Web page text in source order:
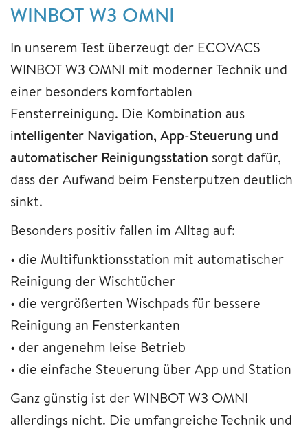
WINBOT W3 OMNI
In unserem Test überzeugt der ECOVACS
WINBOT W3 OMNI mit moderner Technik und
einer besonders komfortablen
Fensterreinigung. Die Kombination aus
intelligenter Navigation, App-Steuerung und
automatischer Reinigungsstation sorgt dafür,
dass der Aufwand beim Fensterputzen deutlich
sinkt.
Besonders positiv fallen im Alltag auf:
• die Multifunktionsstation mit automatischer
Reinigung der Wischtücher
• die vergrößerten Wischpads für bessere
Reinigung an Fensterkanten
• der angenehm leise Betrieb
• die einfache Steuerung über App und Station
Ganz günstig ist der WINBOT W3 OMNI
allerdings nicht. Die umfangreiche Technik und